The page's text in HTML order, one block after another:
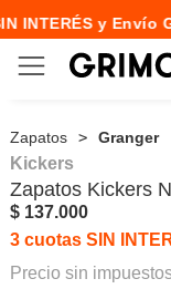
INTERÉS y Envío
Zapatos Granger
Kickers
Zapatos Kickers
$ 137.000
3 cuotas SIN
Precio sin